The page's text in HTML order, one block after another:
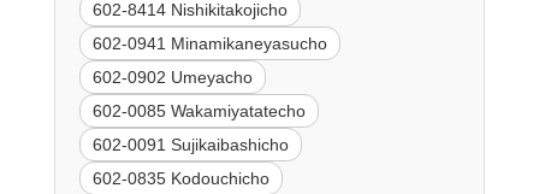
602-8414 Nishikitakojicho
602-0941 Minamikaneyasucho
602-0902 Umeyacho
602-0085 Wakamiyatatecho
602-0091 Sujikaibashicho
602-0835 Kodouchicho